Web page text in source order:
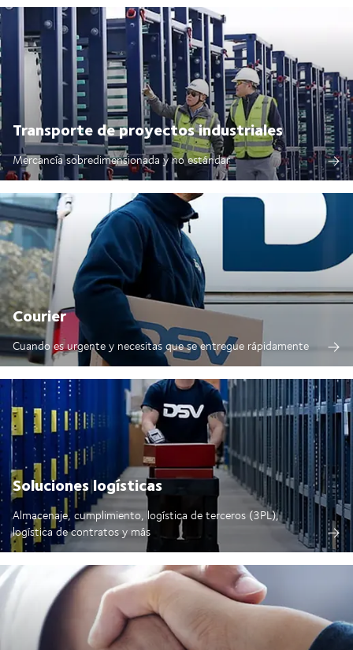
Transporte de proyectos industriales
Mercancía sobredimensionada y no estándar
Courier
Cuando es urgente y necesitas que se entregue rápidamente
Soluciones logísticas
Almacenaje, cumplimiento, logística de terceros (3PL),
logística de contratos y más